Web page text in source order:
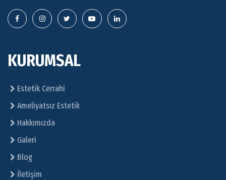
KURUMSAL
Estetik Cerrahi
Ameliyatsız Estetik
Hakkımızda
Galeri
Blog
İletişim